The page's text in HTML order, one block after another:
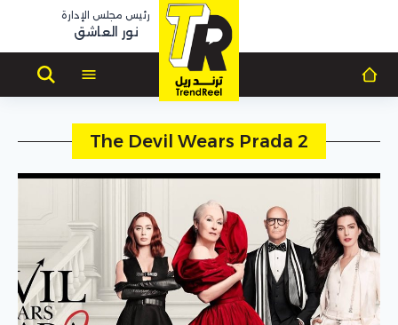
رئيس مجلس الإدارة
نور العاشق
The Devil Wears Prada 2